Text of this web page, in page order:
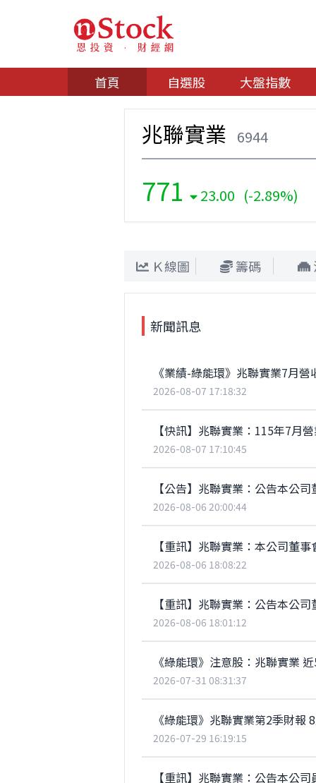
首頁 自選股 大盤指數
兆聯實業 6944
771 23.00 (-2.89%)
Ｋ線圖 籌碼
新聞訊息
《業績-綠能環》兆聯實業7月
2026-08-07 17:18:32
【快訊】兆聯實業：115年7月
2026-08-07 17:10:45
【公告】兆聯實業：公告本公
2026-08-06 20:00:44
【重訊】兆聯實業：本公司董
2026-08-06 18:08:22
【重訊】兆聯實業：公告本公
2026-08-06 18:01:12
《綠能環》注意股：兆聯實業
2026-07-31 08:31:37
《綠能環》兆聯實業第2季財報
2026-07-29 16:19:15
【重訊】兆聯實業：公告本公